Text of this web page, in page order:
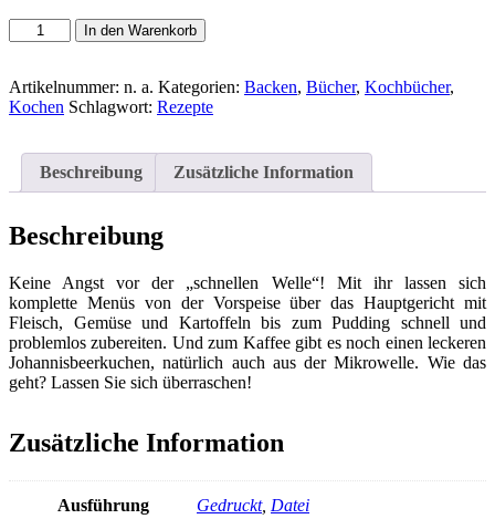
Schinharl,
Cornelia:
der
Mikrowelle
In den Warenkorb
Artikelnummer: n. a. Kategorien: Backen, Bücher, Kochbücher,
Kochen Schlagwort: Rezepte
Beschreibung Zusätzliche Information
Beschreibung
Keine Angst vor der „schnellen Welle“! Mit ihr lassen sich
komplette Menüs von der Vorspeise über das Hauptgericht mit
Fleisch, Gemüse und Kartoffeln bis zum Pudding schnell und
problemlos zubereiten. Und zum Kaffee gibt es noch einen leckeren
Johannisbeerkuchen, natürlich auch aus der Mikrowelle. Wie das
geht? Lassen Sie sich überraschen!
Zusätzliche Information
Ausführung Gedruckt, Datei